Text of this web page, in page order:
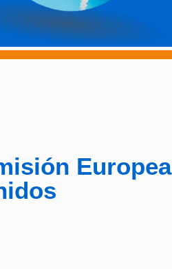
Europea